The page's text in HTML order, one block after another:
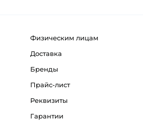
Физическим лицам
Доставка
Бренды
Прайс-лист
Реквизиты
Гарантии